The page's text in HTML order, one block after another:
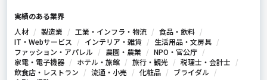
実績のある業界
人材
製造業 工業・インフラ・物流
食品・飲料
IT・Webサービス
インテリア・雑貨
生活用品・文房具
ファッション・アパレル
農園・農業
NPO・官公庁
家電・電子機器
ホテル・旅館 旅行・観光
税理士・会計士
飲食店・レストラン
流通・小売 化粧品
ブライダル